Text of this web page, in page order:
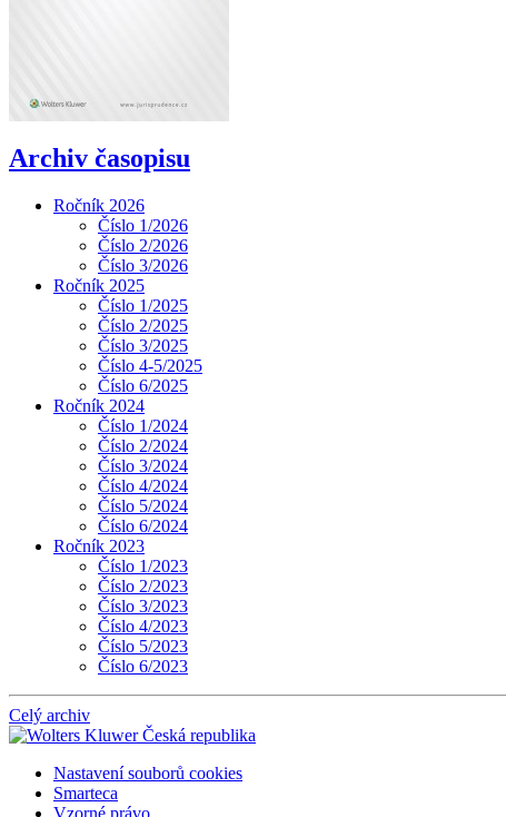
Archiv časopisu
Ročník 2026
Číslo 1/2026
Číslo 2/2026
Číslo 3/2026
Ročník 2025
Číslo 1/2025
Číslo 2/2025
Číslo 3/2025
Číslo 4-5/2025
Číslo 6/2025
Ročník 2024
Číslo 1/2024
Číslo 2/2024
Číslo 3/2024
Číslo 4/2024
Číslo 5/2024
Číslo 6/2024
Ročník 2023
Číslo 1/2023
Číslo 2/2023
Číslo 3/2023
Číslo 4/2023
Číslo 5/2023
Číslo 6/2023
Celý archiv
Nastavení souborů cookies
Smarteca
Vzorné právo